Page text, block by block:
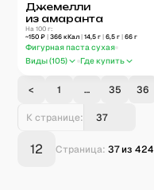
Джемелли
из амаранта
На 100 г:
~150 ₽| 366 кКал| 14,5 г| 6,5 г| 66 г
Фигурная паста сухая
Виды (105) Где купить
< 1 … 35 36
К странице:
Страница: 37из424
12